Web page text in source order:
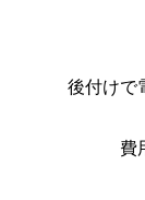
後付けで
費